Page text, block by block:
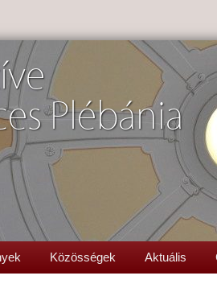
Plébánia
Közösségek Aktuális